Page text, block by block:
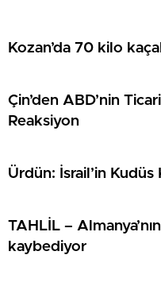
Kozan’da 70 kilo
Çin’den ABD’nin
Reaksiyon
Ürdün: İsrail’in Kudüs
TAHLİL –
kaybediyor